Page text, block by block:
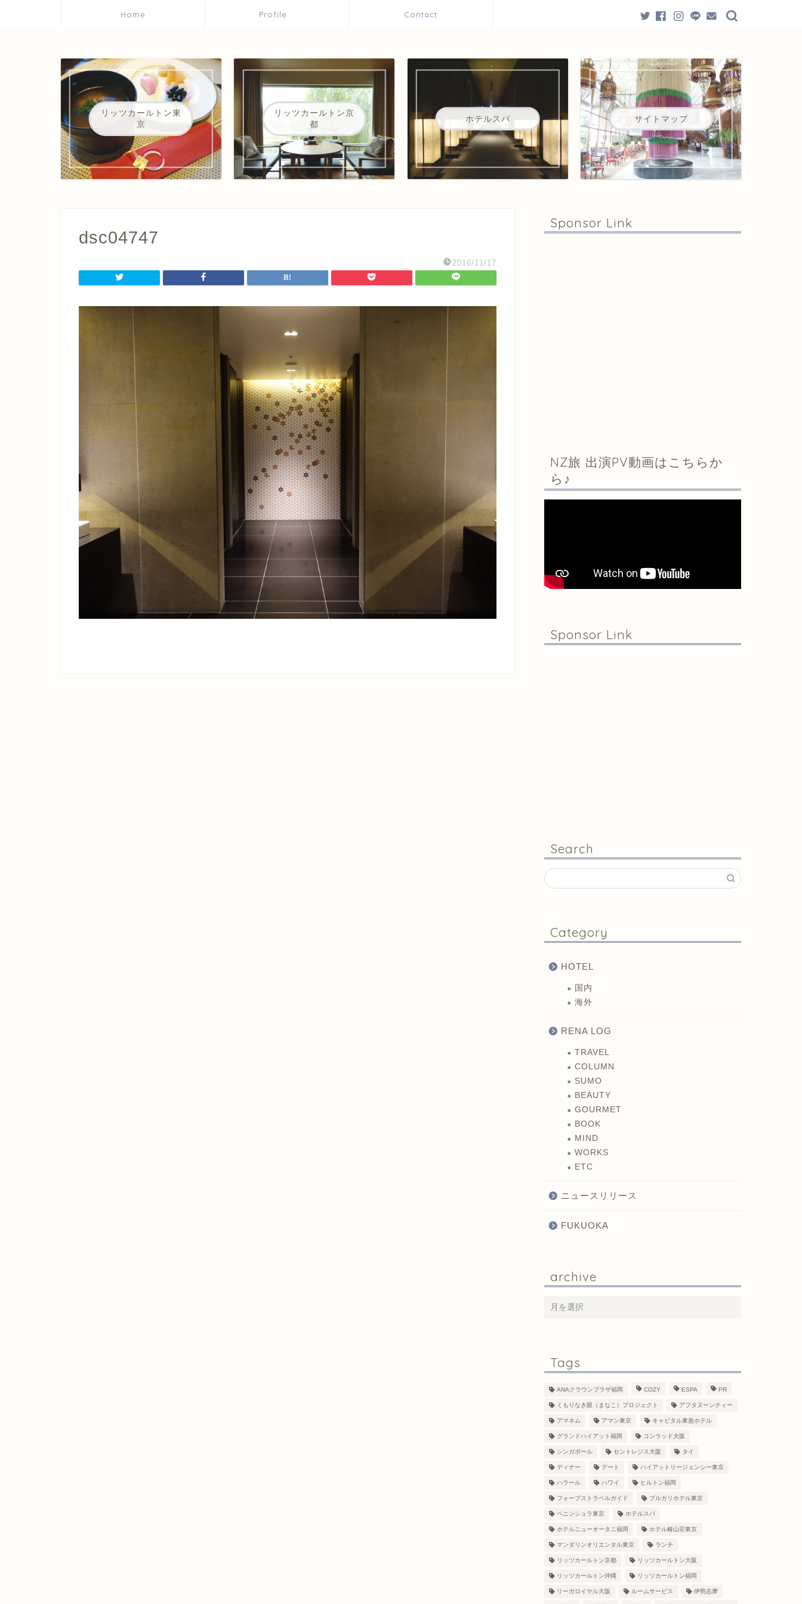
Home Profile Contact
リッツカールトン東
京
リッツカールトン京
都
ホテルスパ サイトマップ
dsc04747
2016/11/17
Sponsor Link
NZ旅 出演PV動画はこちらか
ら♪
Sponsor Link
Search
Category
HOTEL
国内
海外
RENA LOG
TRAVEL
COLUMN
SUMO
BEAUTY
GOURMET
BOOK
MIND
WORKS
ETC
ニュースリリース
FUKUOKA
archive
Tags
ANAクラウンプラザ福岡 COZY ESPA PR
くもりなき眼（まなこ）プロジェクト アフタヌーンティー
アマネム アマン東京 キャピタル東急ホテル
グランドハイアット福岡 コンラッド大阪
シンガポール セントレジス大阪 タイ
ディナー デート ハイアットリージェンシー東京
ハラール ハワイ ヒルトン福岡
フォーブストラベルガイド ブルガリホテル東京
ペニンシュラ東京 ホテルスパ
ホテルニューオータニ福岡 ホテル椿山荘東京
マンダリンオリエンタル東京 ランチ
リッツカールトン京都 リッツカールトン大阪
リッツカールトン沖縄 リッツカールトン福岡
リーガロイヤル大阪 ルームサービス 伊勢志摩